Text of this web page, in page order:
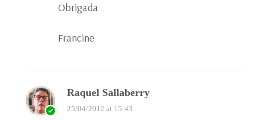
Obrigada
Francine
Raquel Sallaberry
25/04/2012 at 15:43